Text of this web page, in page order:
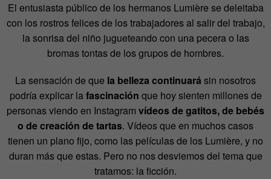
El entusiasta público de los hermanos Lumière se deleitaba
con los rostros felices de los trabajadores al salir del trabajo,
la sonrisa del niño jugueteando con una pecera o las
bromas tontas de los grupos de hombres.
La sensación de que la belleza continuará sin nosotros
podría explicar lafascinación que hoy sienten millones de
personas viendo en Instagram vídeos de gatitos, de bebés
o de creación de tartas. Vídeos que en muchos casos
tienen un plano fijo, como las películas de los Lumière, y no
duran más que estas. Pero no nos desviemos del tema que
tratamos: la ficción.